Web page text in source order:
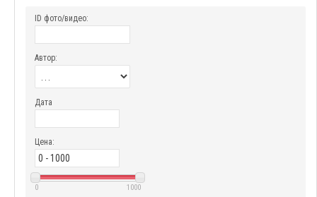
ID фото/видео:
Автор:
Дата
Цена:
0 1000